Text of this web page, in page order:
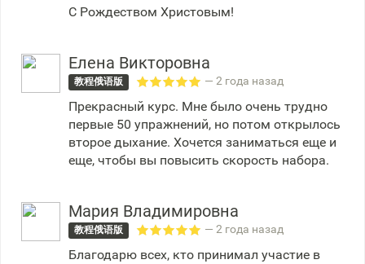
С Рождеством Христовым!
Елена Викторовна
教程俄语版 — 2 года назад
Прекрасный курс. Мне было очень трудно
первые 50 упражнений, но потом открылось
второе дыхание. Хочется заниматься еще и
еще, чтобы вы повысить скорость набора.
Мария Владимировна
教程俄语版 — 2 года назад
Благодарю всех, кто принимал участие в